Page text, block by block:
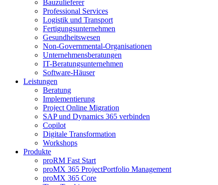
Bauzulieferer
Professional Services
Logistik und Transport
Fertigungsunternehmen
Gesundheitswesen
Non-Governmental-Organisationen
Unternehmensberatungen
IT-Beratungsunternehmen
Software-Häuser
Leistungen
Beratung
Implementierung
Project Online Migration
SAP und Dynamics 365 verbinden
Copilot
Digitale Transformation
Workshops
Produkte
proRM Fast Start
proMX 365 ProjectPortfolio Management
proMX 365 Core